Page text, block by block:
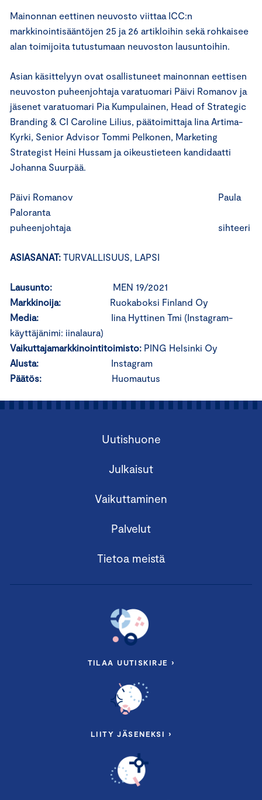
Mainonnan eettinen neuvosto viittaa ICC:n
markkinointisääntöjen 25 ja 26 artikloihin sekä rohkaisee
alan toimijoita tutustumaan neuvoston lausuntoihin.
Asian käsittelyyn ovat osallistuneet mainonnan eettisen
neuvoston puheenjohtaja varatuomari Päivi Romanov ja
jäsenet varatuomari Pia Kumpulainen, Head of Strategic
Branding & CI Caroline Lilius, päätoimittaja Iina Artima-
Kyrki, Senior Advisor Tommi Pelkonen, Marketing
Strategist Heini Hussam ja oikeustieteen kandidaatti
Johanna Suurpää.
Päivi Romanov Paula
Paloranta
puheenjohtaja sihteeri
ASIASANAT: TURVALLISUUS, LAPSI
Lausunto: MEN 19/2021
Markkinoija: Ruokaboksi Finland Oy
Media: Iina Hyttinen Tmi (Instagram-
käyttäjänimi: iinalaura)
Vaikuttajamarkkinointitoimisto: PING Helsinki Oy
Alusta: Instagram
Päätös: Huomautus
Uutishuone
Julkaisut
Vaikuttaminen
Palvelut
Tietoa meistä
TILAA UUTISKIRJE ›
LIITY JÄSENEKSI ›